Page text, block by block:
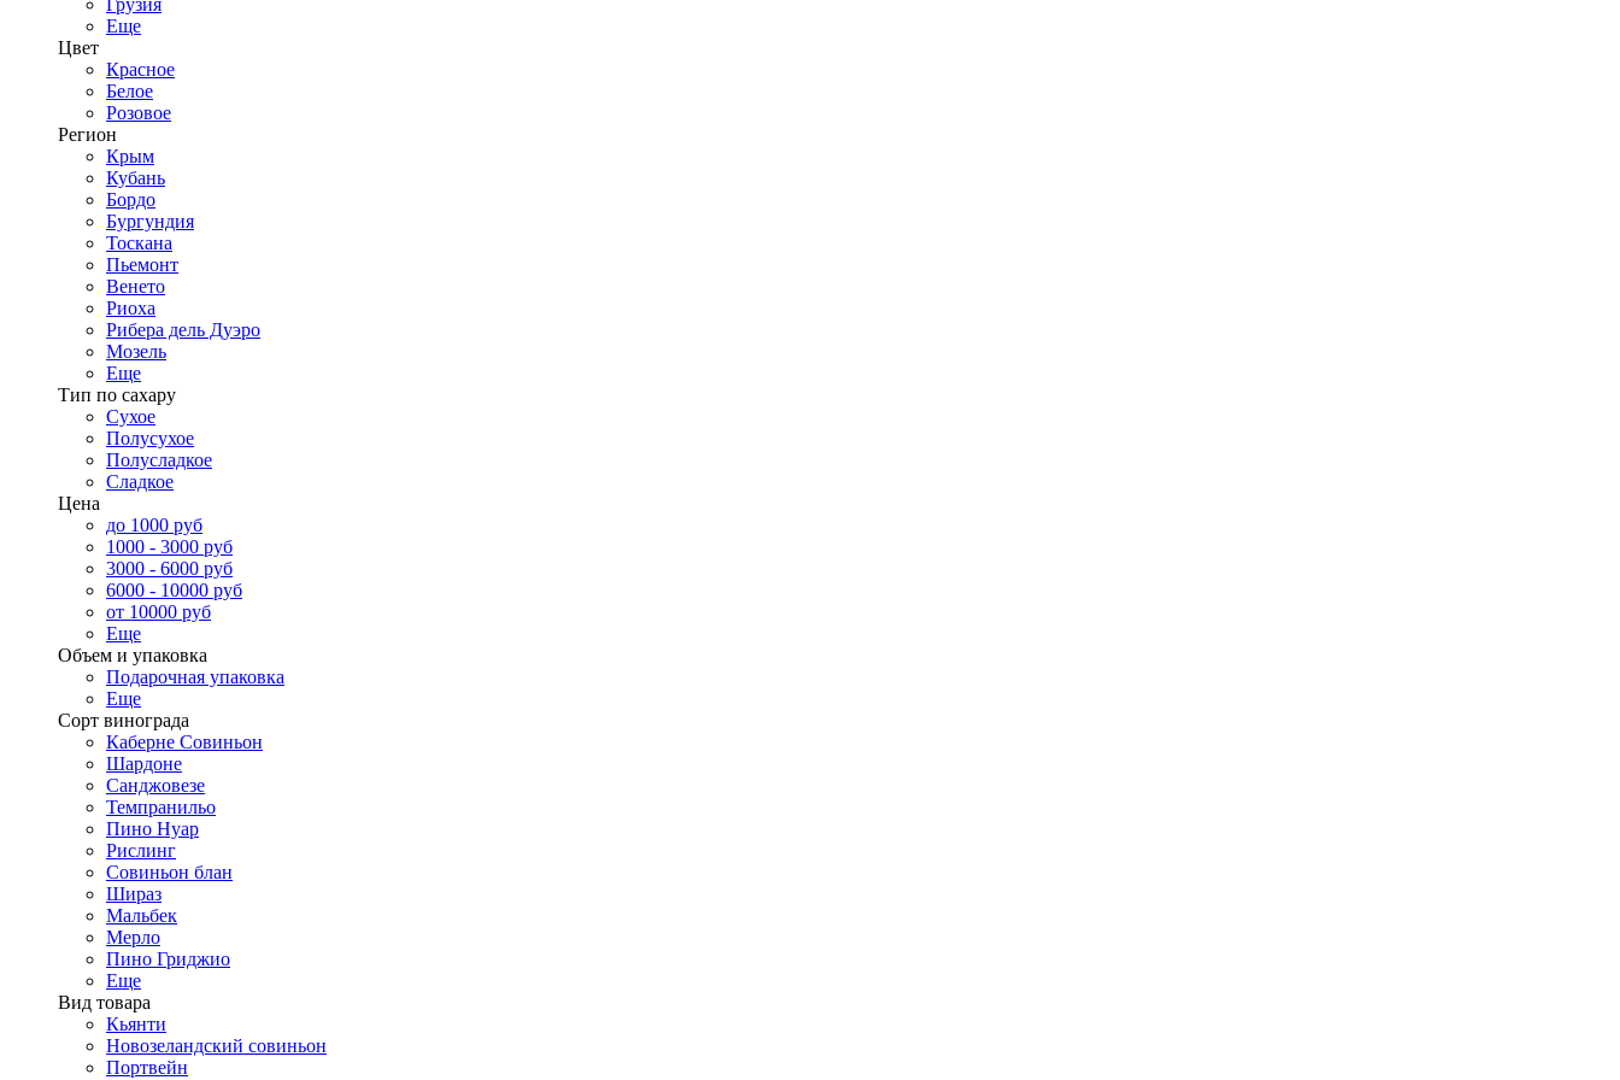
Грузия
Еще
Цвет
Красное
Белое
Розовое
Регион
Крым
Кубань
Бордо
Бургундия
Тоскана
Пьемонт
Венето
Риоха
Рибера дель Дуэро
Мозель
Еще
Тип по сахару
Сухое
Полусухое
Полусладкое
Сладкое
Цена
до 1000 руб
1000 - 3000 руб
3000 - 6000 руб
6000 - 10000 руб
от 10000 руб
Еще
Объем и упаковка
Подарочная упаковка
Еще
Сорт винограда
Каберне Совиньон
Шардоне
Санджовезе
Темпранильо
Пино Нуар
Рислинг
Совиньон блан
Шираз
Мальбек
Мерло
Пино Гриджио
Еще
Вид товара
Кьянти
Новозеландский совиньон
Портвейн